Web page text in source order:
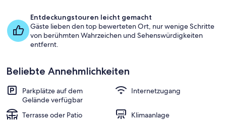
Entdeckungstouren leicht gemacht
Gäste lieben den top bewerteten Ort, nur wenige Schritte
von berühmten Wahrzeichen und Sehenswürdigkeiten
entfernt.
Beliebte Annehmlichkeiten
Parkplätze auf dem
Gelände verfügbar
Internetzugang
Terrasse oder Patio
Klimaanlage